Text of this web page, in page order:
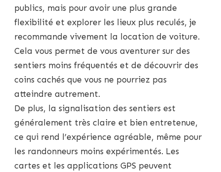
publics, mais pour avoir une plus grande
flexibilité et explorer les lieux plus reculés, je
recommande vivement la location de voiture.
Cela vous permet de vous aventurer sur des
sentiers moins fréquentés et de découvrir des
coins cachés que vous ne pourriez pas
atteindre autrement.
De plus, la signalisation des sentiers est
généralement très claire et bien entretenue,
ce qui rend l’expérience agréable, même pour
les randonneurs moins expérimentés. Les
cartes et les applications GPS peuvent